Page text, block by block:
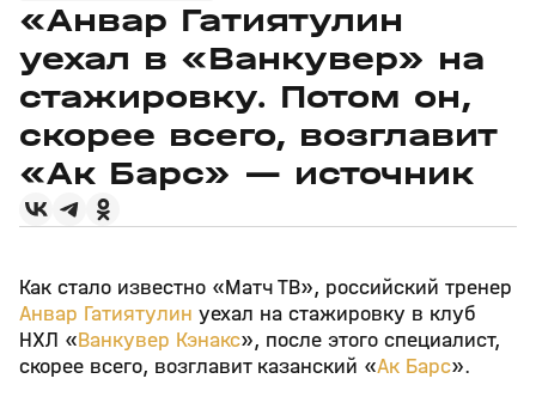
«Анвар Гатиятулин
уехал в «Ванкувер» на
стажировку. Потом он,
скорее всего, возглавит
«Ак Барс» — источник
Как стало известно «Матч ТВ», российский тренер
Анвар Гатиятулин уехал на стажировку в клуб
НХЛ «Ванкувер Кэнакс», после этого специалист,
скорее всего, возглавит казанский «Ак Барс».